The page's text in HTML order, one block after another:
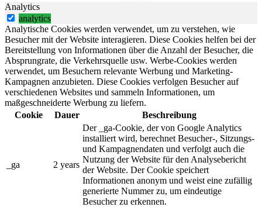
Analytics
analytics
Analytische Cookies werden verwendet, um zu verstehen, wie
Besucher mit der Website interagieren. Diese Cookies helfen bei der
Bereitstellung von Informationen über die Anzahl der Besucher, die
Absprungrate, die Verkehrsquelle usw. Werbe-Cookies werden
verwendet, um Besuchern relevante Werbung und Marketing-
Kampagnen anzubieten. Diese Cookies verfolgen Besucher auf
verschiedenen Websites und sammeln Informationen, um
maßgeschneiderte Werbung zu liefern.
Cookie
Dauer Beschreibung
_ga 2 years
Der _ga-Cookie, der von Google Analytics
installiert wird, berechnet Besucher-, Sitzungs-
und Kampagnendaten und verfolgt auch die
Nutzung der Website für den Analysebericht
der Website. Der Cookie speichert
Informationen anonym und weist eine zufällig
generierte Nummer zu, um eindeutige
Besucher zu erkennen.